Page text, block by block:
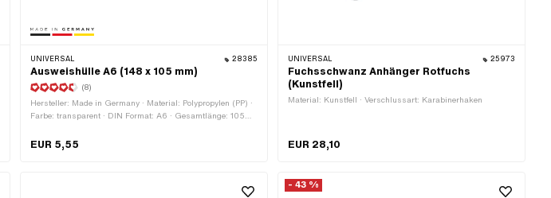
UNIVERSAL 28385
Ausweishülle A6 (148 x 105 mm)
(8)
Hersteller: Made in Germany · Material: Polypropylen (PP) ·
Farbe: transparent · DIN Format: A6 · Gesamtlänge: 105
EUR 5,55
UNIVERSAL 25973
Fuchsschwanz Anhänger Rotfuchs
(Kunstfell)
Material: Kunstfell · Verschlussart: Karabinerhaken
EUR 28,10
- 43 %